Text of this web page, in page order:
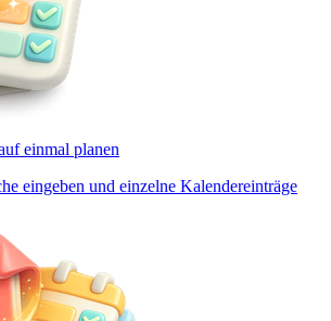
einmal planen
eingeben und einzelne Kalendereinträge